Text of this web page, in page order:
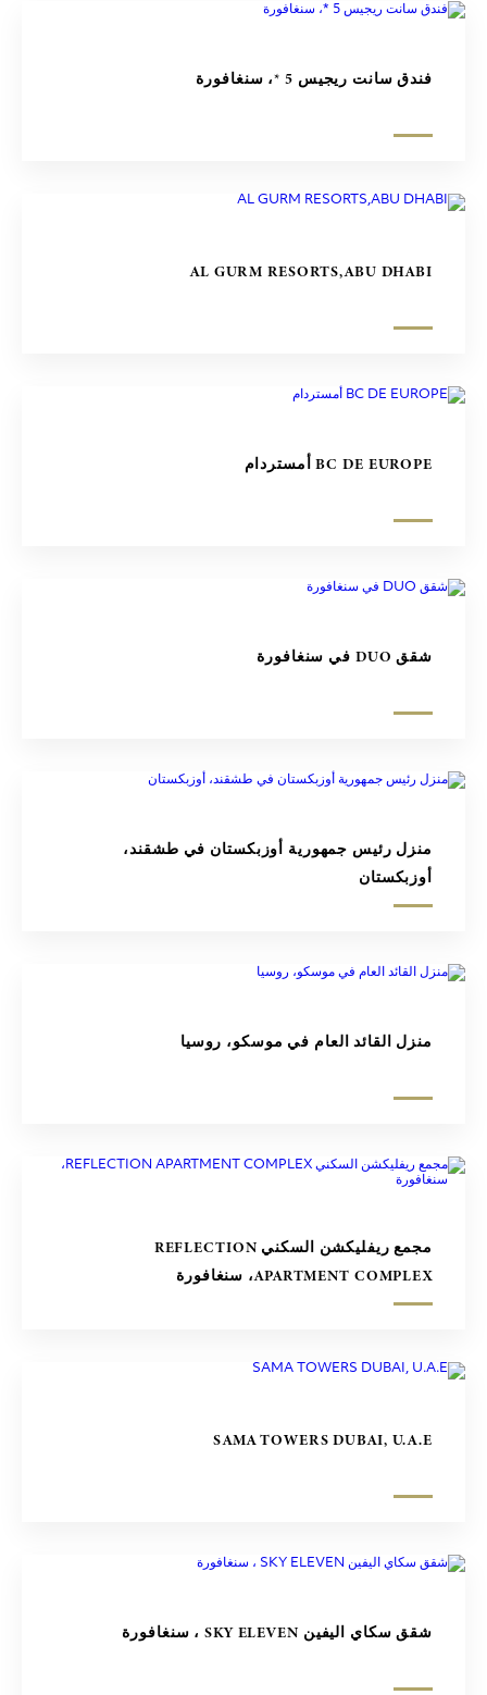
فندق سانت ريجيس 5 *، سنغافورة
AL GURM RESORTS,ABU DHABI
BC DE EUROPE أمستردام
شقق DUO في سنغافورة
منزل رئيس جمهورية أوزبكستان في طشقند،
أوزبكستان
منزل القائد العام في موسكو، روسيا
مجمع ريفليكشن السكني REFLECTION
APARTMENT COMPLEX، سنغافورة
SAMA TOWERS DUBAI, U.A.E
شقق سكاي اليفين SKY ELEVEN ، سنغافورة